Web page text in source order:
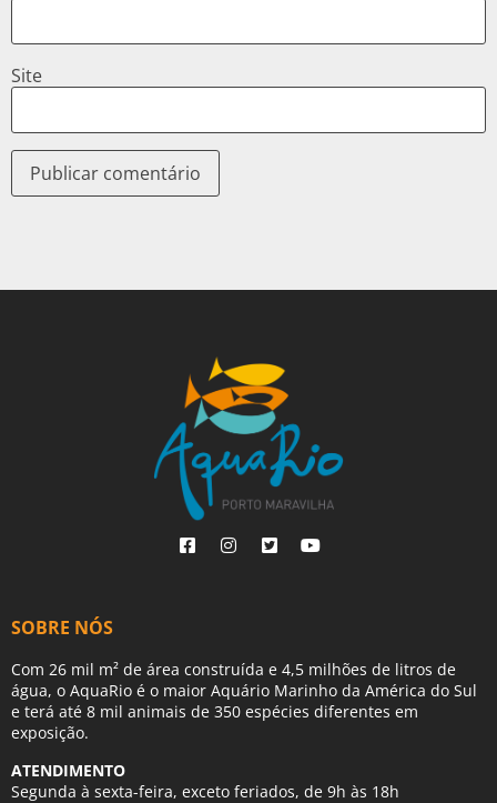
Site
SOBRE NÓS
Com 26 mil m² de área construída e 4,5 milhões de litros de
água, o AquaRio é o maior Aquário Marinho da América do Sul
e terá até 8 mil animais de 350 espécies diferentes em
exposição.
ATENDIMENTO
Segunda à sexta-feira, exceto feriados, de 9h às 18h